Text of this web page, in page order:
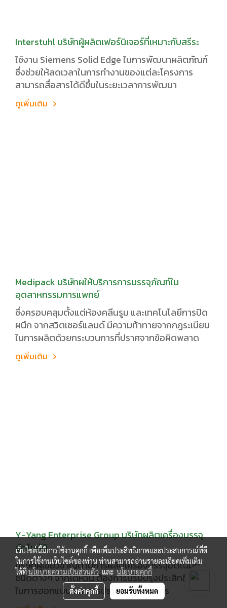
Interstuhl บริษัทผู้ผลิตเฟอร์นิเจอร์ที่เหมาะกับสรีระ
ใช้งาน Siemens Solid Edge ในการพัฒนาผลิตภัณฑ์
ซึ่งช่วยให้ลดเวลาในการทำงานของแต่ละโครงการ
สามารถสื่อสารได้ดีขึ้นในระยะเวลาการพัฒนา
ดูเพิ่มเติม
Medipack บริษัทผให้บริการการบรรจุภัณฑ์ใน
อุตสาหกรรมการแพทย์
ซึ่งครอบคลุมตั้งแต่ห้องคลีนรูม และเทคโนโลยีการปิด
ผนึก จากสวิตเซอร์แลนด์ มีความท้าทายจากกฎระเบียบ
ในการผลิตด้วยกระบวนการที่ปราศจากข้อผิดพลาด
ดูเพิ่มเติม
Y-Yang Enterprise Group บริษัทผลิตเครื่องบรรจุ
อัตโนมัติ
บริษัทผู้เชี่ยวชาญด้านการผลิตเครื่องบรรจุอัตโนมัติ
ชนิดต่างๆ จากไต้หวัน ต้องการปรับปรุงประสิทธิภาพ
ในการออกแบบ และการประกอบเครื่องจักร
เว็บไซต์นี้มีการใช้งานคุกกี้ เพื่อเพิ่มประสิทธิภาพและประสบการณ์ที่ดี
ในการใช้งานเว็บไซต์ของท่าน ท่านสามารถอ่านรายละเอียดเพิ่มเติม
ได้ที่นโยบายความเป็นส่วนตัว และนโยบายคุกกี้
ตั้งค่าคุกกี้ ยอมรับทั้งหมด